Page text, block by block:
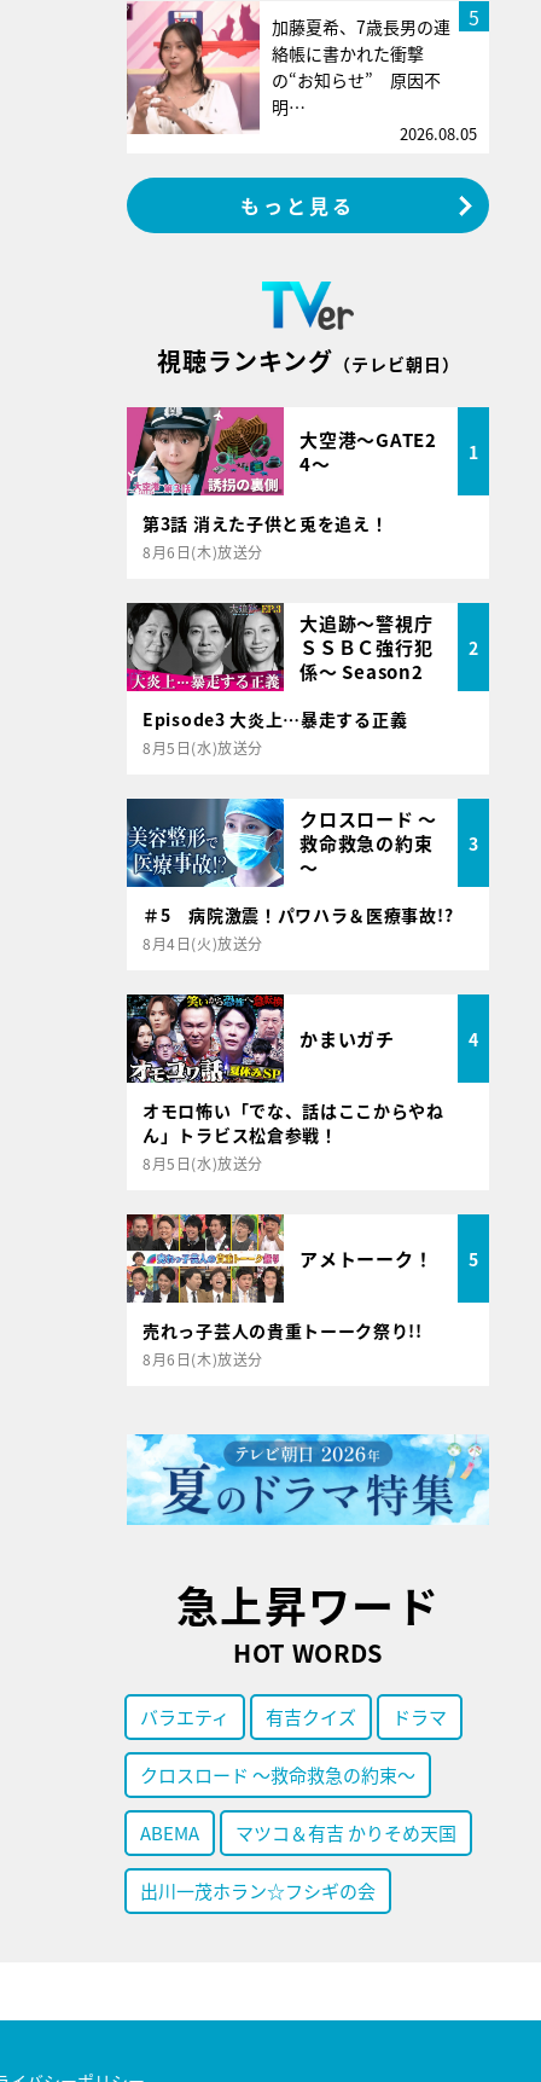
5
加藤夏希、7歳長男の連
絡帳に書かれた衝撃
の“お知らせ” 原因不
明…
2026.08.05
もっと見る
視聴ランキング （テレビ朝日）
大空港～GATE2
4～
1
第3話 消えた子供と兎を追え！
8月6日(木)放送分
大追跡～警視庁
ＳＳＢＣ強行犯
係～ Season2
2
Episode3 大炎上…暴走する正義
8月5日(水)放送分
クロスロード ～
救命救急の約束
～
3
＃5 病院激震！パワハラ＆医療事故!?
8月4日(火)放送分
かまいガチ 4
オモロ怖い「でな、話はここからやね
ん」トラビス松倉参戦！
8月5日(水)放送分
アメトーーク！ 5
売れっ子芸人の貴重トーーク祭り!!
8月6日(木)放送分
急上昇ワード
HOT WORDS
バラエティ 有吉クイズ ドラマ
クロスロード ～救命救急の約束～
ABEMA マツコ＆有吉 かりそめ天国
出川一茂ホラン☆フシギの会